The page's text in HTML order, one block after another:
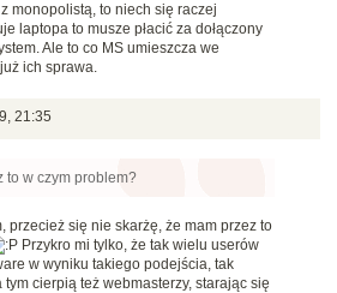
monopolistą, to niech się raczej
laptopa to musze płacić za dołączony
Ale to co MS umieszcza we
ich sprawa.
21:35
to w czym problem?
przecież się nie skarżę, że mam przez to
Przykro mi tylko, że tak wielu userów
w wyniku takiego podejścia, tak
tym cierpią też webmasterzy, starając się